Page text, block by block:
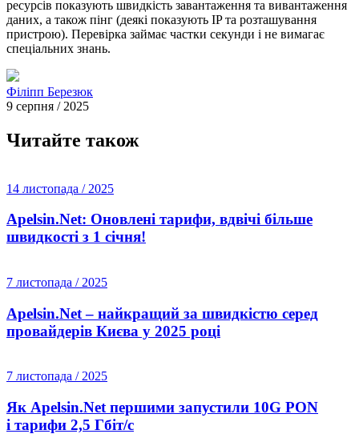
ресурсів показують швидкість завантаження та вивантаження
даних, а також пінг (деякі показують IP та розташування
пристрою). Перевірка займає частки секунди і не вимагає
спеціальних знань.
Філіпп Березюк
9 серпня / 2025
Читайте також
14 листопада / 2025
Apelsin.Net: Оновлені тарифи, вдвічі більше
швидкості з 1 січня!
7 листопада / 2025
Apelsin.Net – найкращий за швидкістю серед
провайдерів Києва у 2025 році
7 листопада / 2025
Як Apelsin.Net першими запустили 10G PON
і тарифи 2,5 Гбіт/с